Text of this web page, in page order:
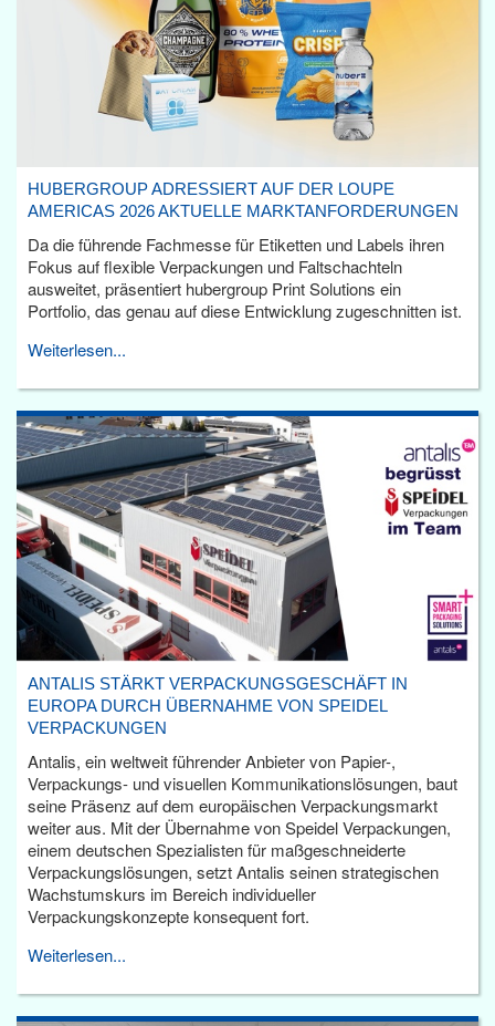
HUBERGROUP ADRESSIERT AUF DER LOUPE
AMERICAS 2026 AKTUELLE MARKTANFORDERUNGEN
Da die führende Fachmesse für Etiketten und Labels ihren
Fokus auf flexible Verpackungen und Faltschachteln
ausweitet, präsentiert hubergroup Print Solutions ein
Portfolio, das genau auf diese Entwicklung zugeschnitten ist.
Weiterlesen...
ANTALIS STÄRKT VERPACKUNGSGESCHÄFT IN
EUROPA DURCH ÜBERNAHME VON SPEIDEL
VERPACKUNGEN
Antalis, ein weltweit führender Anbieter von Papier-,
Verpackungs- und visuellen Kommunikationslösungen, baut
seine Präsenz auf dem europäischen Verpackungsmarkt
weiter aus. Mit der Übernahme von Speidel Verpackungen,
einem deutschen Spezialisten für maßgeschneiderte
Verpackungslösungen, setzt Antalis seinen strategischen
Wachstumskurs im Bereich individueller
Verpackungskonzepte konsequent fort.
Weiterlesen...